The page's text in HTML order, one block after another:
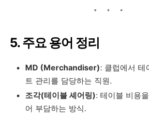
5. 주요 용어 정리
MD (Merchandiser): 클럽에서 테
트 관리를 담당하는 직원.
조각(테이블 셰어링): 테이블 비용
어 부담하는 방식.